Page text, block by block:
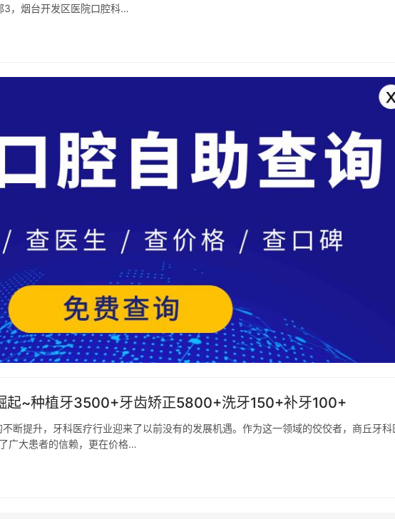
3，烟台开发区医院口腔科…
起~种植牙3500+牙齿矫正5800+洗牙150+补牙100+
断提升，牙科医疗行业迎来了以前没有的发展机遇。作为这一领域的佼佼者，商丘牙科
广大患者的信赖，更在价格…